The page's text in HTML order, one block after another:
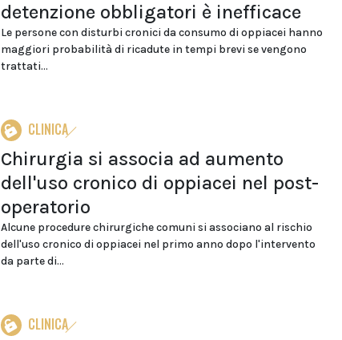
detenzione obbligatori è inefficace
Le persone con disturbi cronici da consumo di oppiacei hanno
maggiori probabilità di ricadute in tempi brevi se vengono
trattati...
CLINICA
Chirurgia si associa ad aumento
dell'uso cronico di oppiacei nel post-
operatorio
Alcune procedure chirurgiche comuni si associano al rischio
dell'uso cronico di oppiacei nel primo anno dopo l'intervento
da parte di...
CLINICA